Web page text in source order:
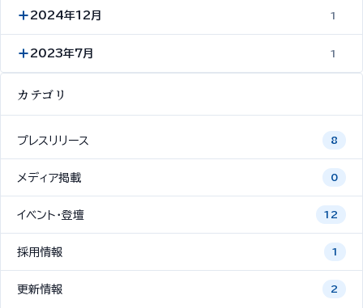
2024年12月 1
2023年7月 1
カテゴリ
プレスリリース 8
メディア掲載 0
イベント・登壇 12
採用情報 1
更新情報 2